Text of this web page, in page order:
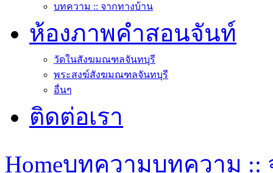
บทความ :: จากทางบ้าน
ห้องภาพคำสอนจันท์
วัดในสังฆมณฑลจันทบุรี
พระสงฆ์สังฆมณฑลจันทบุรี
อื่นๆ
ติดต่อเรา
Homeบทความบทความ ::